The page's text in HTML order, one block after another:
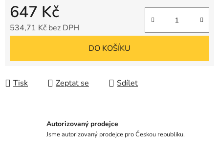
647 Kč
534,71 Kč bez DPH
DO KOŠÍKU
Tisk Zeptat se Sdílet
Autorizovaný prodejce
Jsme autorizovaný prodejce pro Českou republiku.